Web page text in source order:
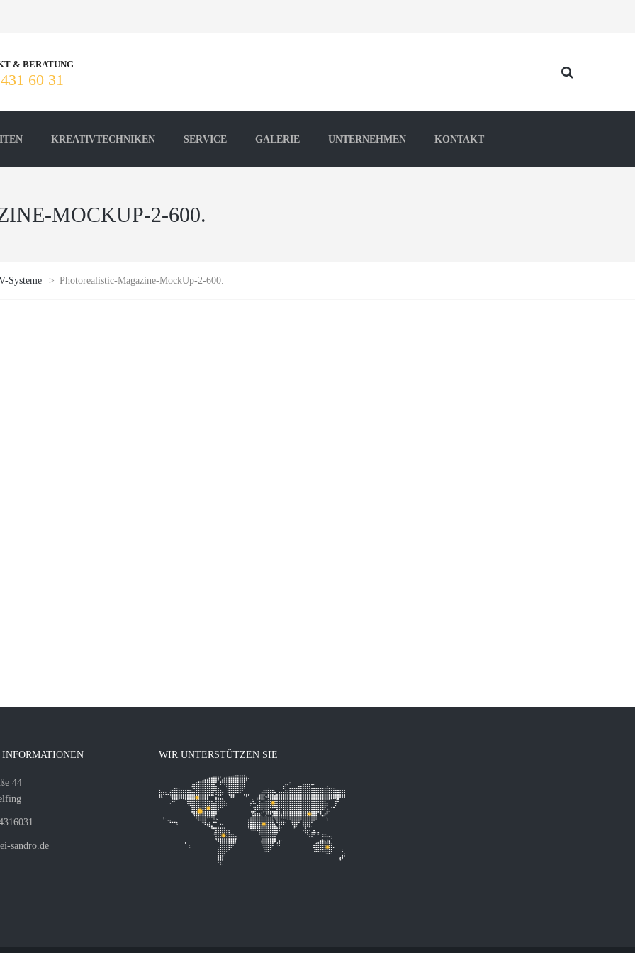
& BERATUNG
60 31
KREATIVTECHNIKEN SERVICE GALERIE UNTERNEHMEN KONTAKT
MOCKUP-2-600.
Systeme > Photorealistic-Magazine-MockUp-2-600.
44
sandro.de
WIR UNTERSTÜTZEN SIE